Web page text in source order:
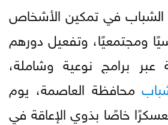
الشباب في تمكين الأشخاص
ومجتمعيًا، وتفعيل دورهم
عبر برامج نوعية وشاملة،
محافظة العاصمة، يوم
خاصًا بذوي الإعاقة في